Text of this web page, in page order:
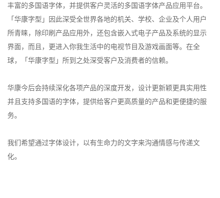
丰富的多国语字体，并提供客户灵活的多国语字体产品应用平台。
「华康字型」因此深受全世界各地的机关、学校、企业及个人用户
所青睐，除印刷产品应用外，还包含嵌入式电子产品及系统的显示
界面，而且，更进入你我生活中的电视节目及游戏画面等。在全
球，「华康字型」所到之处深受客户及消费者的信赖。
华康今后会持续深化各项产品的深度开发，设计更新颖更具实用性
并且支持多国语的字体，提供给客户更高质量的产品和更便捷的服
务。
我们希望通过字体设计，以有生命力的文字来沟通情感与传递文
化。